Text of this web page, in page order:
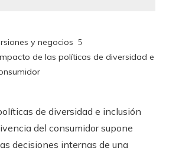
y negocios
de las políticas de diversidad e
de diversidad e inclusión
del consumidor supone
decisiones internas de una